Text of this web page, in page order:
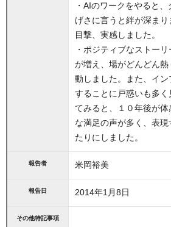
・AIのワークをやると
げさに言うと絆が深ま
目撃、実感しました。
・ポジティブなストー
が増え、場がどんどん
動しました。また、イ
することに戸惑いも多
てみると、１０年後が
な満足の声が多く、表
たりにしました。
報告者 米岡裕美
報告日 2014年1月8日
その他特記事項